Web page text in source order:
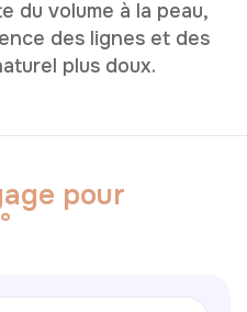
du volume à la peau,
des lignes et des
plus doux.
age pour
°